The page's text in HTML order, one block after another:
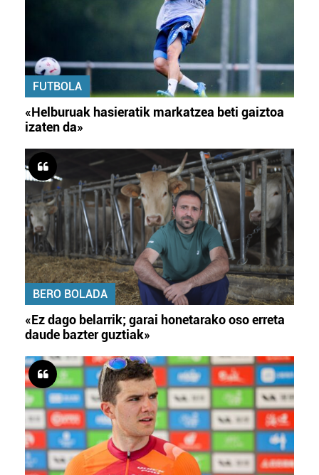
FUTBOLA
«Helburuak hasieratik markatzea beti gaiztoa
izaten da»
BERO BOLADA
«Ez dago belarrik; garai honetarako oso erreta
daude bazter guztiak»